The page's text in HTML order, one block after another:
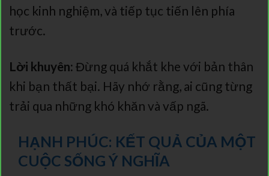
học kinh nghiệm, và tiếp tục tiến lên phía
trước.
Lời khuyên: Đừng quá khắt khe với bản thân
khi bạn thất bại. Hãy nhớ rằng, ai cũng từng
trải qua những khó khăn và vấp ngã.
HẠNH PHÚC: KẾT QUẢ CỦA MỘT
CUỘC SỐNG Ý NGHĨA